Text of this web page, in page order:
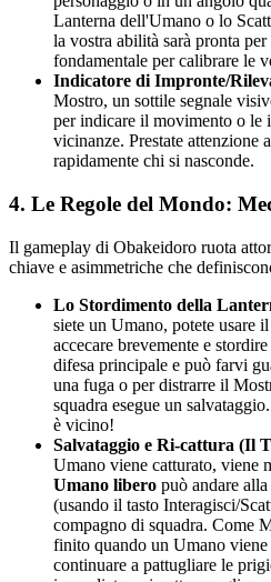
Lanterna dell'Umano o lo
la vostra abilità sarà pronta
fondamentale per calibrare le
Indicatore di Impronte/
Mostro, un sottile segnale
per indicare il movimento o le
vicinanze. Prestate attenzione
rapidamente chi si nasconde.
4. Le Regole del Mondo:
Il gameplay di Obakeidoro ruota
chiave e asimmetriche che
Lo Stordimento della
siete un Umano, potete usare
accecare brevemente e
difesa principale e può farvi
una fuga o per distrarre il
squadra esegue un
è vicino!
Salvataggio e Ri-cattura (Il
Umano viene catturato, viene
Umano libero può andare
(usando il tasto Interagisci/
compagno di squadra. Come
finito quando un Umano
continuare a pattugliare le